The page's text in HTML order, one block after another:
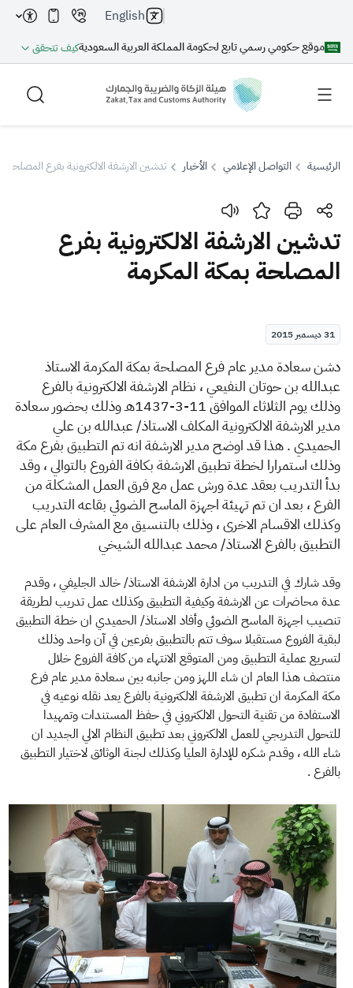
موقع حكومي رسمي تابع لحكومة المملكة العربية السعوديةكيف تتحقق
English
بحث
بحث بحث AI
اقتراحات
الإقرار الضريبي
التصرفات العقارية
الرئيسية التواصل الإعلامي الأخبار تدشين الارشفة الالكترونية بفرع المصلحة
تدشين الارشفة الالكترونية بفرع
المصلحة بمكة المكرمة
31 ديسمبر 2015
​دشن سعادة مدير عام فرع المصلحة بمكة المكرمة الاستاذ
عبدالله بن حوتان النفيعي ، نظام الارشفة الالكترونية بالفرع
وذلك يوم الثلاثاء الموافق 11-3-1437هـ وذلك بحضور سعادة
مدير الارشفة الالكترونية المكلف الاستاذ/ عبدالله بن علي
الحميدي . هذا قد اوضح مدير الارشفة انه تم التطبيق بفرع مكة
وذلك استمرارا لخطة تطبيق الارشفة بكافة الفروع بالتوالي ، وقد
بدأ التدريب بعقد عدة ورش عمل مع فرق العمل المشكلة من
الفرع ، بعد ان تم تهيئة اجهزة الماسح الضوئي بقاعه التدريب
وكذلك الاقسام الاخرى ، وذلك بالتنسيق مع المشرف العام على
التطبيق بالفرع الاستاذ/ محمد عبدالله الشيخي
وقد شارك في التدريب من ادارة الارشفة الاستاذ/ خالد الجليفي ، وقدم
عدة محاضرات عن الارشفة وكيفية التطبيق وكذلك عمل تدريب لطريقة
تنصيب اجهزة الماسح الضوئي وأفاد الاستاذ/ الحميدي ان خطة التطبيق
لبقية الفروع مستقبلا سوف تتم بالتطبيق بفرعين في آن واحد وذلك
لتسريع عملية التطبيق ومن المتوقع الانتهاء من كافة الفروع خلال
منتصف هذا العام ان شاء اللهز ومن جانبه بين سعادة مدير عام فرع
مكة المكرمة ان تطبيق الارشفة الالكترونية بالفرع يعد نقله نوعيه في
الاستفادة من تقنية التحول الالكتروني في حفظ المستندات وتمهيدا
للتحول التدريجي للعمل الالكتروني بعد تطبيق النظام الالي الجديد ان
شاء الله ، وقدم شكره للإدارة العليا وكذلك لجنة الوثائق لاختيار التطبيق
بالفرع .